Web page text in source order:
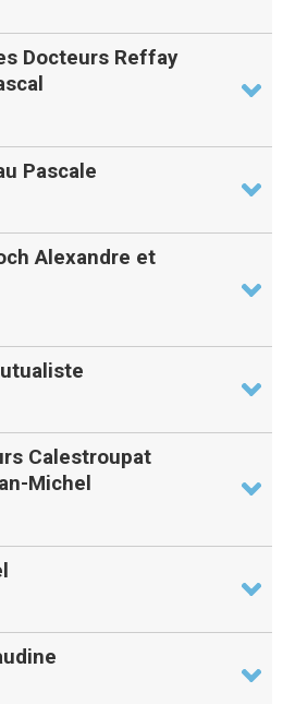
Docteurs Reffay
Pascale
Alexandre et
Calestroupat
Michel